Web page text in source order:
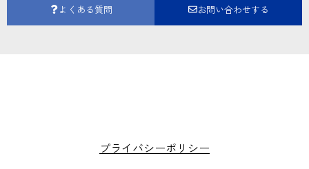
よくある質問 お問い合わせする
プライバシーポリシー